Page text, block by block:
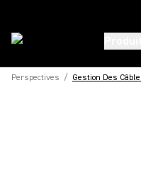
Perspectives / Gestion Des